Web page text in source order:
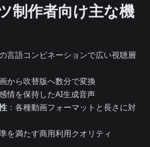
制作者向け主な機
言語コンビネーションで広い視聴層
から吹替版へ数分で変換
感情を保持したAI生成音声
：各種動画フォーマットと長さに対
を満たす商用利用クオリティ